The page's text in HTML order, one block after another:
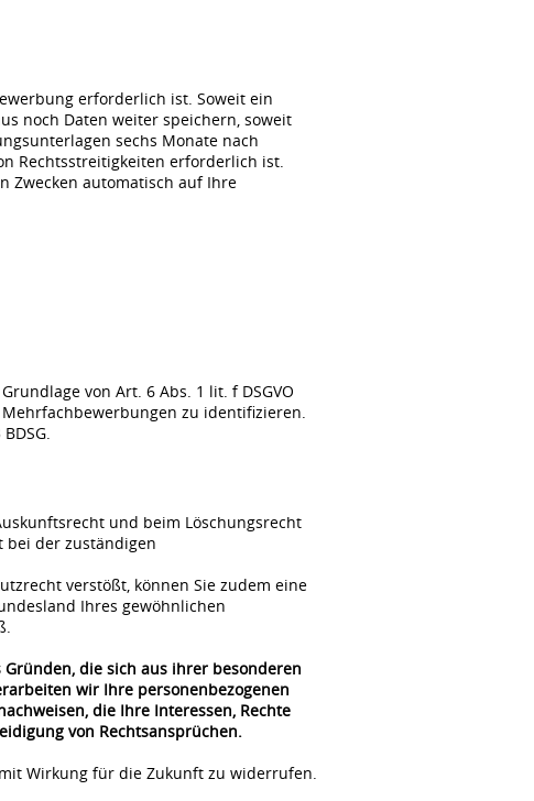
erforderlich ist. Soweit ein
noch Daten weiter speichern, soweit
sechs Monate nach
Rechtsstreitigkeiten erforderlich ist.
Zwecken automatisch auf Ihre
von Art. 6 Abs. 1 lit. f DSGVO
zu identifizieren.
und beim Löschungsrecht
bei der zuständigen
verstößt, können Sie zudem eine
Ihres gewöhnlichen
die sich aus ihrer besonderen
wir Ihre personenbezogenen
die Ihre Interessen, Rechte
von Rechtsansprüchen.
Wirkung für die Zukunft zu widerrufen.